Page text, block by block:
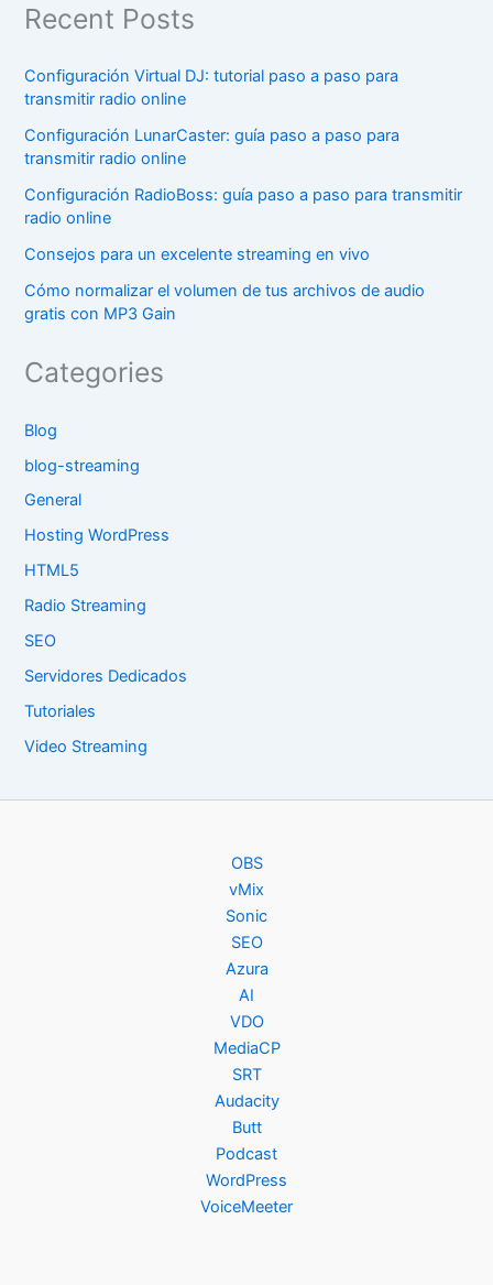
Recent Posts
Configuración Virtual DJ: tutorial paso a paso para
transmitir radio online
Configuración LunarCaster: guía paso a paso para
transmitir radio online
Configuración RadioBoss: guía paso a paso para transmitir
radio online
Consejos para un excelente streaming en vivo
Cómo normalizar el volumen de tus archivos de audio
gratis con MP3 Gain
Categories
Blog
blog-streaming
General
Hosting WordPress
HTML5
Radio Streaming
SEO
Servidores Dedicados
Tutoriales
Video Streaming
OBS
vMix
Sonic
SEO
Azura
AI
VDO
MediaCP
SRT
Audacity
Butt
Podcast
WordPress
VoiceMeeter